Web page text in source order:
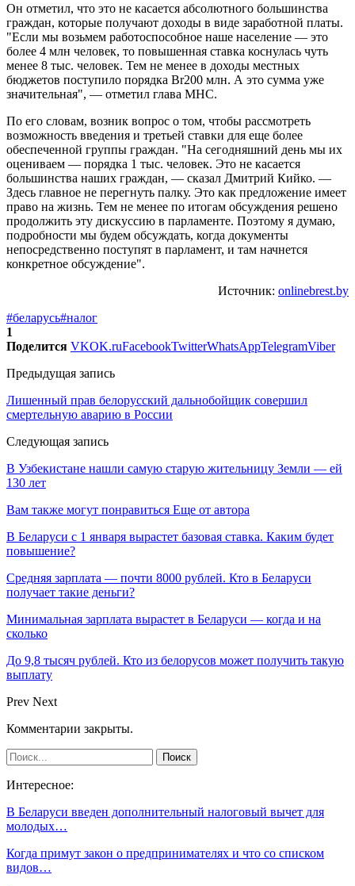
Он отметил, что это не касается абсолютного большинства
граждан, которые получают доходы в виде заработной платы.
"Если мы возьмем работоспособное наше население — это
более 4 млн человек, то повышенная ставка коснулась чуть
менее 8 тыс. человек. Тем не менее в доходы местных
бюджетов поступило порядка Br200 млн. А это сумма уже
значительная", — отметил глава МНС.
По его словам, возник вопрос о том, чтобы рассмотреть
возможность введения и третьей ставки для еще более
обеспеченной группы граждан. "На сегодняшний день мы их
оцениваем — порядка 1 тыс. человек. Это не касается
большинства наших граждан, — сказал Дмитрий Кийко. —
Здесь главное не перегнуть палку. Это как предложение имеет
право на жизнь. Тем не менее по итогам обсуждения решено
продолжить эту дискуссию в парламенте. Поэтому я думаю,
подробности мы будем обсуждать, когда документы
непосредственно поступят в парламент, и там начнется
конкретное обсуждение".
Источник: onlinebrest.by
#беларусь#налог
1
Поделится VKOK.ruFacebookTwitterWhatsAppTelegramViber
Предыдущая запись
Лишенный прав белорусский дальнобойщик совершил
смертельную аварию в России
Следующая запись
В Узбекистане нашли самую старую жительницу Земли — ей
130 лет
Вам также могут понравиться Еще от автора
В Беларуси с 1 января вырастет базовая ставка. Каким будет
повышение?
Средняя зарплата — почти 8000 рублей. Кто в Беларуси
получает такие деньги?
Минимальная зарплата вырастет в Беларуси — когда и на
сколько
До 9,8 тысяч рублей. Кто из белорусов может получить такую
выплату
Prev Next
Комментарии закрыты.
Интересное:
В Беларуси введен дополнительный налоговый вычет для
молодых…
Когда примут закон о предпринимателях и что со списком
видов…